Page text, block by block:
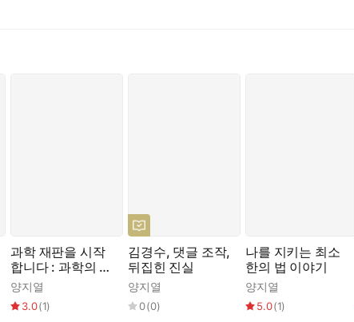
과학 재판을 시작
합니다 : 과학의 시
대에 필요한 새로
운 법을 상상할 시
간
양지열
3.0(1)
김경수, 댓글 조작,
뒤집힌 진실
양지열
0(0)
나를 지키는 최소
한의 법 이야기
양지열
5.0(1)